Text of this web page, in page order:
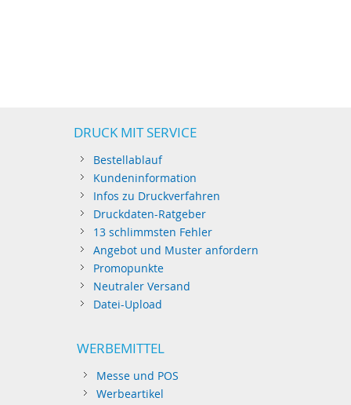
DRUCK MIT SERVICE
Bestellablauf
Kundeninformation
Infos zu Druckverfahren
Druckdaten-Ratgeber
13 schlimmsten Fehler
Angebot und Muster anfordern
Promopunkte
Neutraler Versand
Datei-Upload
WERBEMITTEL
Messe und POS
Werbeartikel